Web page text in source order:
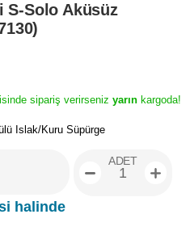
S-Solo Aküsüz
sipariş verirseniz yarın kargoda!
Islak/Kuru Süpürge
halinde
ADET